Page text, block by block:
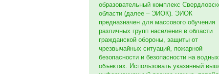
образовательный комплекс
области (далее – ЭИОК). ЭИОК
предназначен для массового обучения
различных групп населения в области
гражданской обороны, защиты от
чрезвычайных ситуаций, пожарной
безопасности и безопасности на водных
объектах. Использовать указанный